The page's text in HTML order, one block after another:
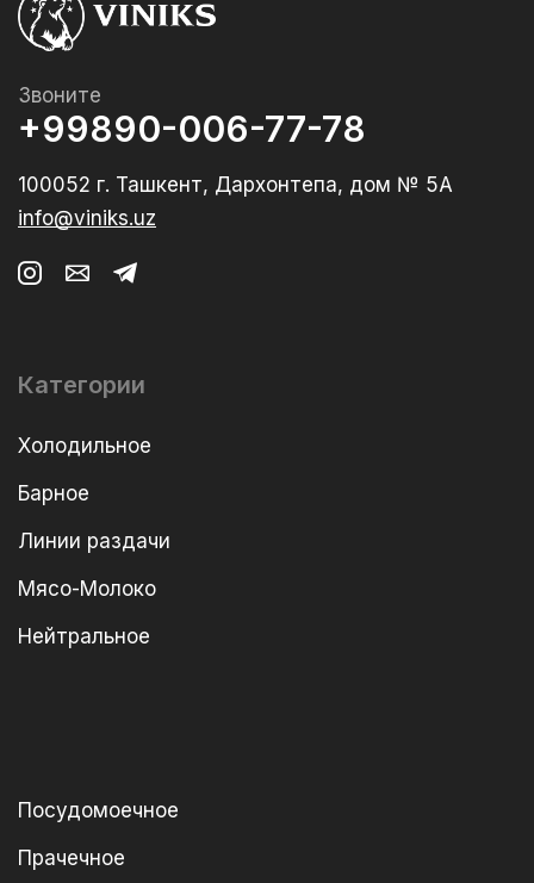
Звоните
+99890-006-77-78
100052 г. Ташкент, Дархонтепа, дом № 5А
info@viniks.uz
Категории
Холодильное
Барное
Линии раздачи
Мясо-Молоко
Нейтральное
Посудомоечное
Прачечное